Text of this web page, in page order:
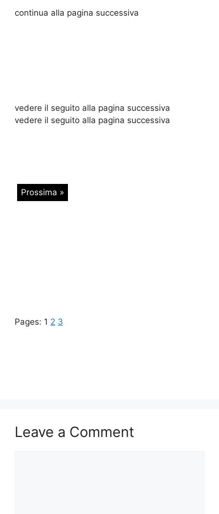
continua alla pagina successiva
vedere il seguito alla pagina successiva
vedere il seguito alla pagina successiva
Prossima »
Pages: 1 2 3
Leave a Comment